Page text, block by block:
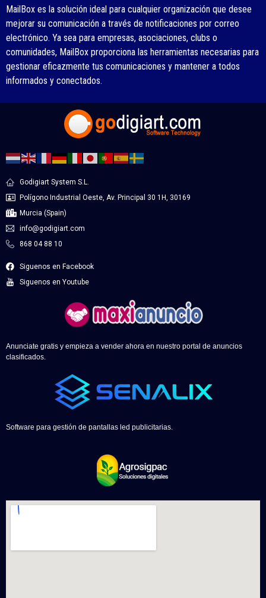
MailBox es la solución ideal para cualquier organización que desee
mejorar su comunicación a través de notificaciones por correo
electrónico. Ya sea para empresas, asociaciones, clubs o
comunidades, MailBox proporciona las herramientas necesarias para
gestionar eficazmente tus comunicaciones y mantener a todos
informados y conectados.
Godigiart System S.L.
Polígono Industrial Oeste, Av. Principal 30 1H, 30169
Murcia (Spain)
info@godigiart.com
868 04 88 10
Siguenos en Facebook
Siguenos en Youtube
Anunciate gratis y empieza a vender ahora en nuestro portal de anuncios
clasificados.
Software para gestión de pantallas led publicitarias.